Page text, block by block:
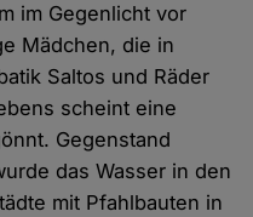
im Gegenlicht vor
Mädchen, die in
Saltos und Räder
scheint eine
Gegenstand
das Wasser in den
mit Pfahlbauten in